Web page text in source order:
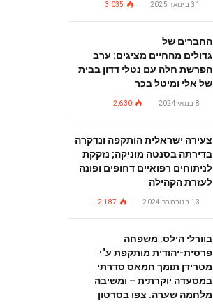
31 בינואר 2025 3,035
החברים של
גדולים מהחיים מציגים: ערב
הפרשת חלה עם נטלי דדון בבית
של אלי ומיטל בכר
8 במאי 2024 2,630
צעירה ישראלית הותקפה ונדקרה
בדירתה בסנטה מוניקה; נזקקת
לניתוחים רפואיים דחופים ופונה
לעזרת הקהילה
13 בנובמבר 2024 2,187
בוורלי הילס: משפחה
פרסית-יהודית מותקפת ע"י
מטרידן תומך חמאס סדרתי
במסעדה יוקרתית – ומשיבה
מלחמה שערה. צפו בסרטון